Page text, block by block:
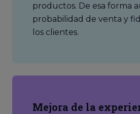
productos. De esa forma
probabilidad de venta y
los clientes.
Mejora de la